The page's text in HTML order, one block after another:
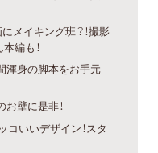
メイキング班？！撮影
編も！
渾身の脚本をお手元
壁に是非！
いいデザイン！スタ